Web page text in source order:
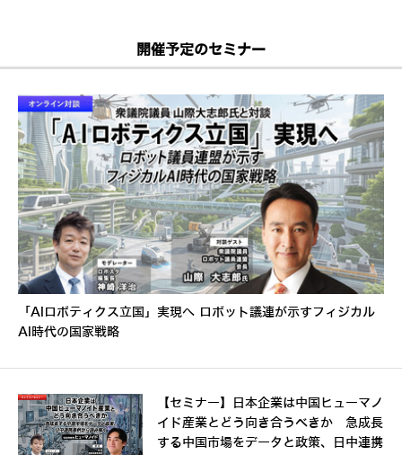
開催予定のセミナー
「AIロボティクス立国」実現へ ロボット議連が示すフィジカル
AI時代の国家戦略
【セミナー】日本企業は中国ヒューマノ
イド産業とどう向き合うべきか 急成長
する中国市場をデータと政策、日中連携